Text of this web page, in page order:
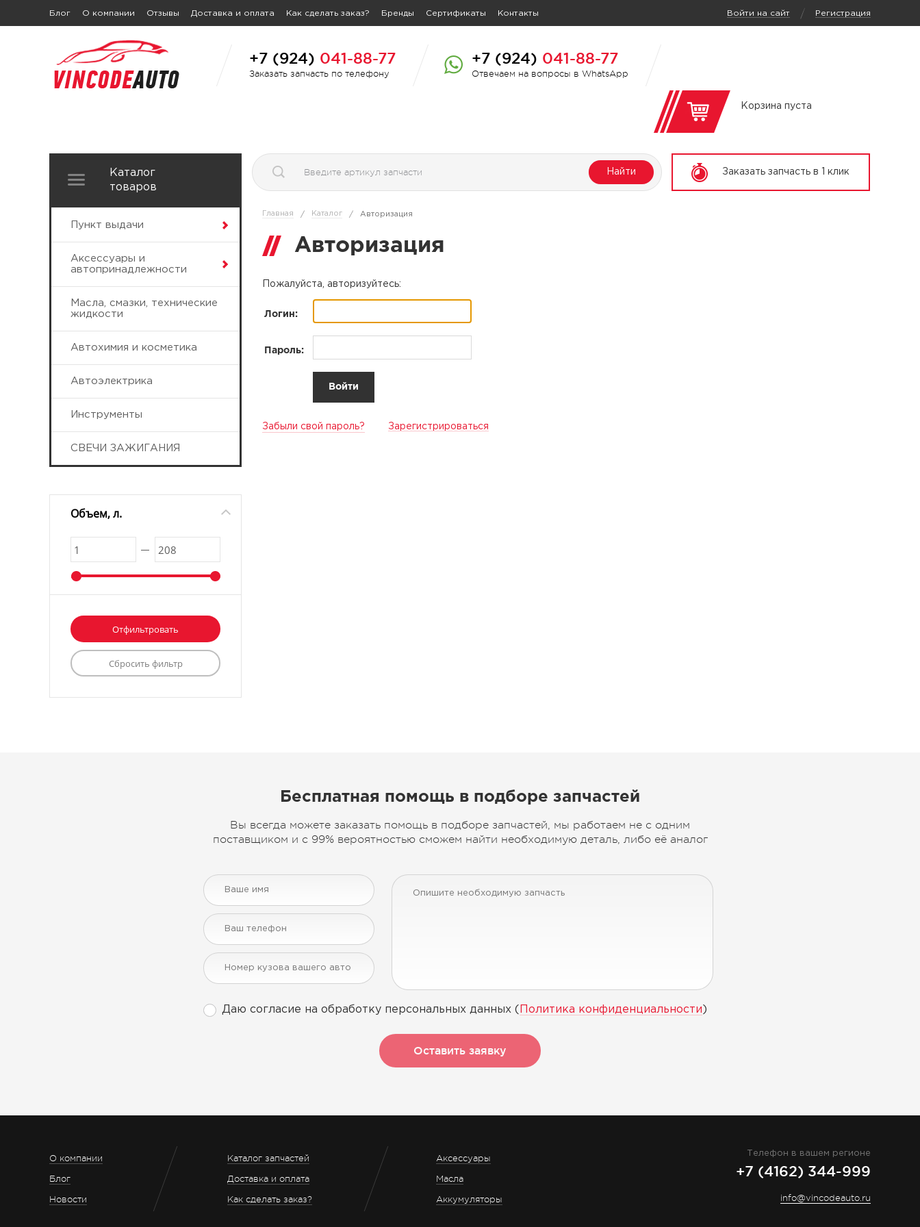
Блог О компании Отзывы Доставка и оплата Как сделать заказ? Бренды Сертификаты Контакты Войти на сайт / Регистрация
+7 (924) 041-88-77
Заказать запчасть по телефону
+7 (924) 041-88-77
Отвечаем на вопросы в WhatsApp
Корзина пуста
Каталог
товаров
Пункт выдачи
Аксессуары и
автопринадлежности
Масла, смазки, технические
жидкости
Автохимия и косметика
Автоэлектрика
Инструменты
СВЕЧИ ЗАЖИГАНИЯ
Объем, л.
Найти Заказать запчасть в 1 клик
Главная / Каталог / Авторизация
Авторизация
Пожалуйста, авторизуйтесь:
Логин:
Пароль:
Забыли свой пароль? Зарегистрироваться
Бесплатная помощь в подборе запчастей
Вы всегда можете заказать помощь в подборе запчастей, мы работаем не с одним
поставщиком и с 99% вероятностью сможем найти необходимую деталь, либо её аналог
Даю согласие на обработку персональных данных ( Политика конфиденциальности )
Оставить заявку
О компании
Блог
Новости
Каталог запчастей
Доставка и оплата
Как сделать заказ?
Аксессуары
Масла
Аккумуляторы
Телефон в вашем регионе
+7 (4162) 344-999
info@vincodeauto.ru